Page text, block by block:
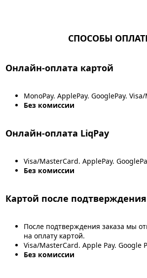
СПОСОБЫ
Онлайн-оплата картой
MonoPay. ApplePay. GooglePay.
Без комиссии
Онлайн-оплата LiqPay
Visa/MasterCard. ApplePay.
Без комиссии
Картой после подтверждения
После подтверждения заказа мы
на оплату картой.
Visa/MasterCard. Apple Pay. Google
Без комиссии